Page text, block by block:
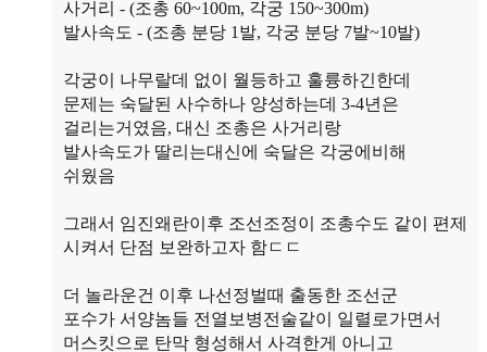
사거리 - (조총 60~100m, 각궁 150~300m)
발사속도 - (조총 분당 1발, 각궁 분당 7발~10발)
각궁이 나무랄데 없이 월등하고 훌륭하긴한데
문제는 숙달된 사수하나 양성하는데 3-4년은
걸리는거였음, 대신 조총은 사거리랑
발사속도가 딸리는대신에 숙달은 각궁에비해
쉬웠음
그래서 임진왜란이후 조선조정이 조총수도 같이 편제
시켜서 단점 보완하고자 함ㄷㄷ
더 놀라운건 이후 나선정벌때 출동한 조선군
포수가 서양놈들 전열보병전술같이 일렬로가면서
머스킷으로 탄막 형성해서 사격한게 아니고